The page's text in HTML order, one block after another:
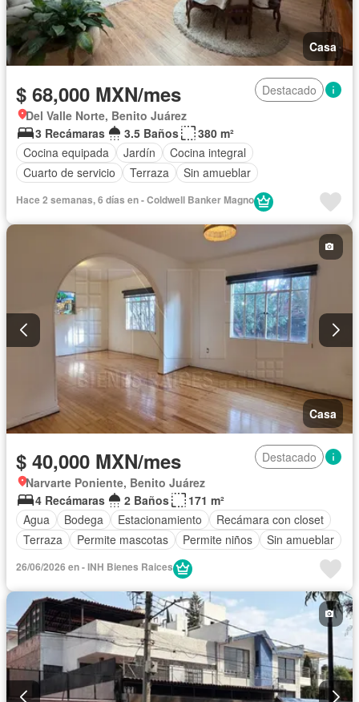
Casa
$ 68,000 MXN/mes
Destacado
Del Valle Norte, Benito Juárez
3 Recámaras
3.5 Baños
380 m²
Cocina equipada
Jardín
Cocina integral
Cuarto de servicio
Terraza Sin amueblar
Hace 2 semanas, 6 días en - Coldwell Banker Magno
Casa
$ 40,000 MXN/mes
Destacado
Narvarte Poniente, Benito Juárez
4 Recámaras
2 Baños
171 m²
Agua
Bodega Estacionamiento
Recámara con closet
Terraza
Permite mascotas Permite niños Sin amueblar
26/06/2026 en - INH Bienes Raices